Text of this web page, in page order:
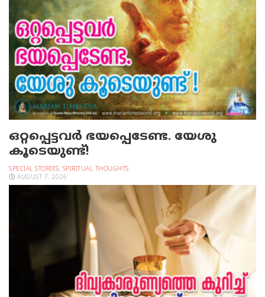
ഒറ്റപ്പെട്ടവര്‍ ഭയപ്പെടേണ്ട. യേശു
കൂടെയുണ്ട്!
SPECIAL STORIES, SPIRITUAL THOUGHTS
AUGUST 7, 2026